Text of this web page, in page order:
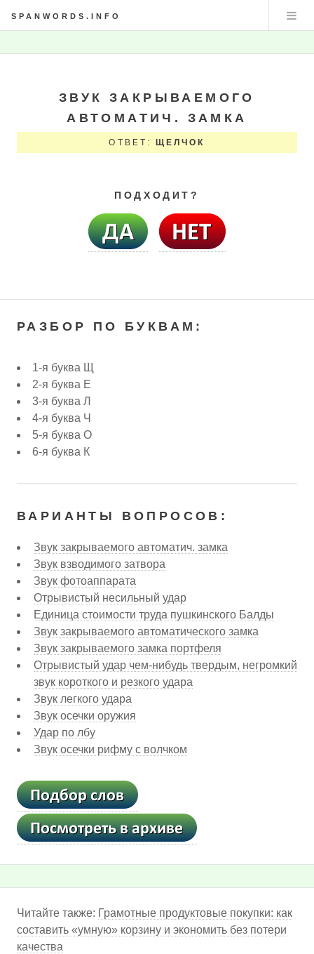
SPANWORDS.INFO
ЗВУК ЗАКРЫВАЕМОГО
АВТОМАТИЧ. ЗАМКА
ОТВЕТ: ЩЕЛЧОК
ПОДХОДИТ?
РАЗБОР ПО БУКВАМ:
1-я буква Щ
2-я буква Е
3-я буква Л
4-я буква Ч
5-я буква О
6-я буква К
ВАРИАНТЫ ВОПРОСОВ:
Звук закрываемого автоматич. замка
Звук взводимого затвора
Звук фотоаппарата
Отрывистый несильный удар
Единица стоимости труда пушкинского Балды
Звук закрываемого автоматического замка
Звук закрываемого замка портфеля
Отрывистый удар чем-нибудь твердым, негромкий
звук короткого и резкого удара
Звук легкого удара
Звук осечки оружия
Удар по лбу
Звук осечки рифму с волчком
Читайте также: Грамотные продуктовые покупки: как
составить «умную» корзину и экономить без потери
качества